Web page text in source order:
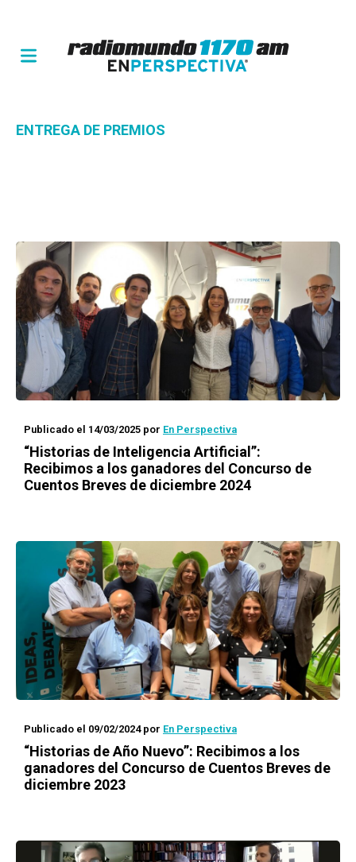
ENTREGA DE PREMIOS
Publicado el 14/03/2025 por En Perspectiva
“Historias de Inteligencia Artificial”:
Recibimos a los ganadores del Concurso de
Cuentos Breves de diciembre 2024
Publicado el 09/02/2024por En Perspectiva
“Historias de Año Nuevo”: Recibimos a los
ganadores del Concurso de Cuentos Breves de
diciembre 2023